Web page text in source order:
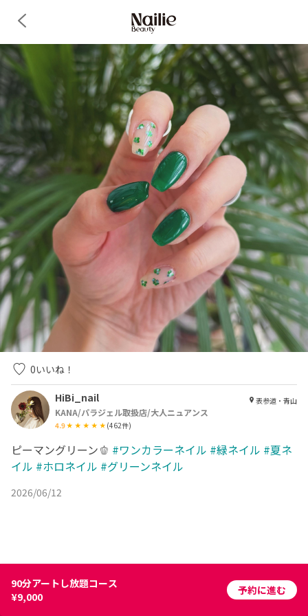
0いいね！
HiBi_nail
KANA/パラジェル取扱店/大人ニュアンス
4.9 (462件)
表参道・青山
ピーマングリーン🫑 #ワンカラーネイル #緑ネイル #夏ネ
イル #ホロネイル #グリーンネイル
2026/06/12
90分アートし放題コース
¥9,000
予約に進む